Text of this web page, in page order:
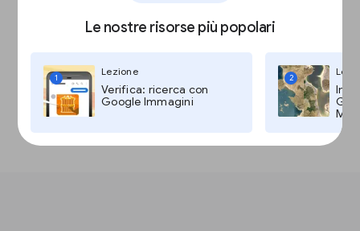
Le nostre risorse più popolari
1
Lezione
Verifica: ricerca con
Google Immagini
2